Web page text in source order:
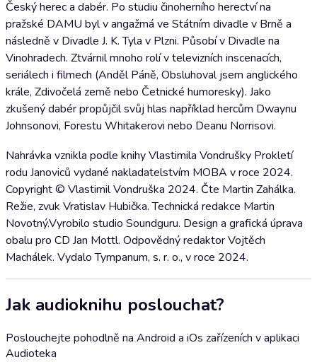
Český herec a dabér. Po studiu činoherního herectví na
pražské DAMU byl v angažmá ve Státním divadle v Brně a
následně v Divadle J. K. Tyla v Plzni. Působí v Divadle na
Vinohradech. Ztvárnil mnoho rolí v televizních inscenacích,
seriálech i filmech (Anděl Páně, Obsluhoval jsem anglického
krále, Zdivočelá země nebo Četnické humoresky). Jako
zkušený dabér propůjčil svůj hlas například hercům Dwaynu
Johnsonovi, Forestu Whitakerovi nebo Deanu Norrisovi.
Nahrávka vznikla podle knihy Vlastimila Vondrušky Prokletí
rodu Janoviců vydané nakladatelstvím MOBA v roce 2024.
Copyright © Vlastimil Vondruška 2024. Čte Martin Zahálka.
Režie, zvuk Vratislav Hubička. Technická redakce Martin
Novotný.Vyrobilo studio Soundguru. Design a grafická úprava
obalu pro CD Jan Mottl. Odpovědný redaktor Vojtěch
Machálek. Vydalo Tympanum, s. r. o., v roce 2024.
Jak audioknihu poslouchat?
Poslouchejte pohodlně na Android a iOs zařízeních v aplikaci
Audioteka